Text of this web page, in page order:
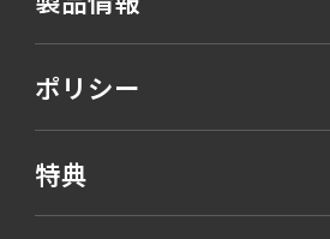
ポリシー
特典